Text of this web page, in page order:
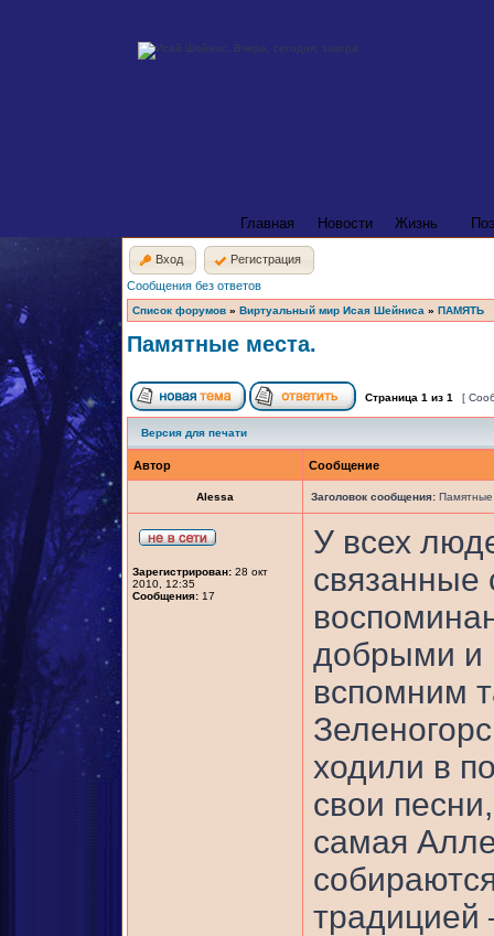
Главная Новости Жизнь
Вход
Регистрация
Сообщения без ответов
Список форумов » Виртуальный мир Исая Шейниса » ПАМЯТЬ
Памятные места.
Страница 1 из 1 [
Версия для печати
Автор Сообщение
Alessa Заголовок сообщения:
Зарегистрирован: 28 окт
2010, 12:35
Сообщения: 17
У всех
связанные
добрыми и
вспомним
ходили в
свои
самая
традицией